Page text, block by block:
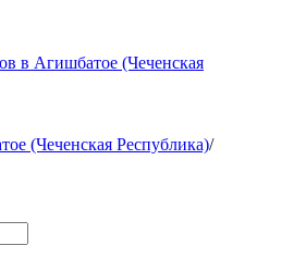
в Агишбатое (Чеченская
(Чеченская Республика)/